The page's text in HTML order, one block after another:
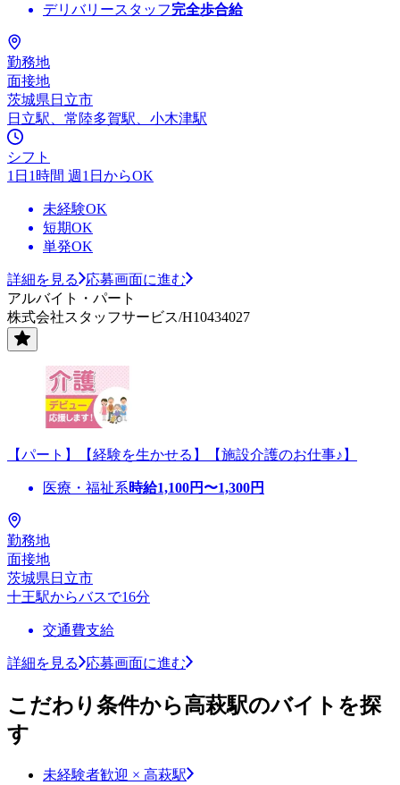
デリバリースタッフ完全歩合給
勤務地
面接地
茨城県日立市
日立駅、常陸多賀駅、小木津駅
シフト
1日1時間 週1日からOK
未経験OK
短期OK
単発OK
詳細を見る
応募画面に進む
アルバイト・パート
株式会社スタッフサービス/H10434027
【パート】【経験を生かせる】【施設介護のお仕事♪】
医療・福祉系時給1,100円〜1,300円
勤務地
面接地
茨城県日立市
十王駅からバスで16分
交通費支給
詳細を見る 応募画面に進む
こだわり条件から高萩駅のバイトを探
す
未経験者歓迎 × 高萩駅